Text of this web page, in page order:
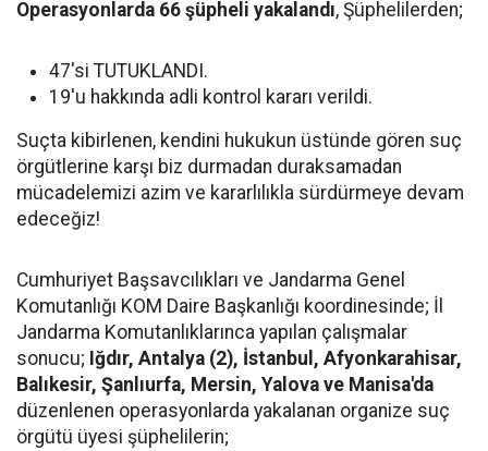
Operasyonlarda 66 şüpheli yakalandı, Şüphelilerden;
47'si TUTUKLANDI.
19'u hakkında adli kontrol kararı verildi.
Suçta kibirlenen, kendini hukukun üstünde gören suç
örgütlerine karşı biz durmadan duraksamadan
mücadelemizi azim ve kararlılıkla sürdürmeye devam
edeceğiz!
Cumhuriyet Başsavcılıkları ve Jandarma Genel
Komutanlığı KOM Daire Başkanlığı koordinesinde; İl
Jandarma Komutanlıklarınca yapılan çalışmalar
sonucu; Iğdır, Antalya (2), İstanbul, Afyonkarahisar,
Balıkesir, Şanlıurfa, Mersin, Yalova ve Manisa'da
düzenlenen operasyonlarda yakalanan organize suç
örgütü üyesi şüphelilerin;